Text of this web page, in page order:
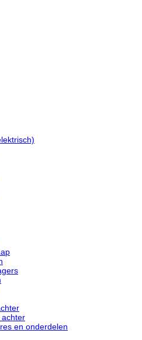
achter
en onderdelen